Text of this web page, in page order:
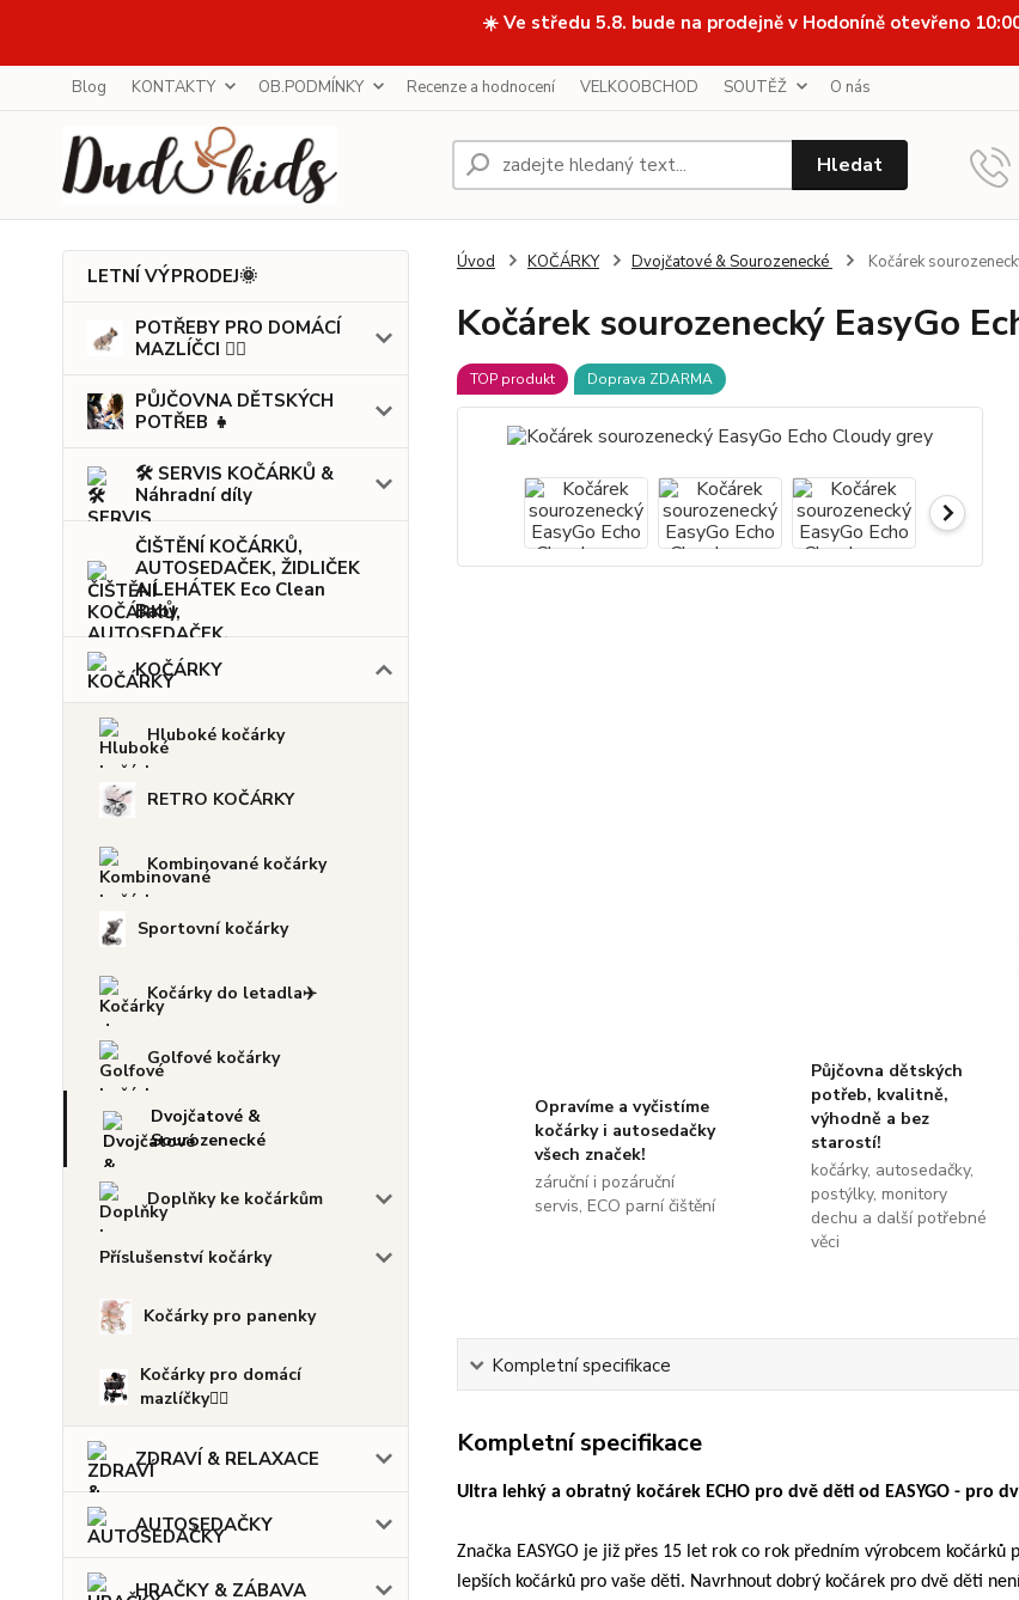
☀️ Ve středu 5.8. bude na prodejně v Hodoníně otevřeno
Blog KONTAKTY OB.PODMÍNKY Recenze a hodnocení VELKOOBCHOD SOUTĚŽ O nás
Hledat
LETNÍ VÝPRODEJ🌞
POTŘEBY PRO DOMÁCÍ
MAZLÍČCI 🐕‍🦺
PŮJČOVNA DĚTSKÝCH
POTŘEB 👧
🛠️ SERVIS KOČÁRKŮ &
Náhradní díly
ČIŠTĚNÍ KOČÁRKŮ,
AUTOSEDAČEK, ŽIDLIČEK
A LEHÁTEK Eco Clean
Baby
KOČÁRKY
Hluboké kočárky
RETRO KOČÁRKY
Kombinované kočárky
Sportovní kočárky
Kočárky do letadla✈️
Golfové kočárky
Dvojčatové &
Sourozenecké
Doplňky ke kočárkům
Příslušenství kočárky
Kočárky pro panenky
Kočárky pro domácí
mazlíčky🐕‍🦺
ZDRAVÍ & RELAXACE
AUTOSEDAČKY
HRAČKY & ZÁBAVA
Úvod KOČÁRKY Dvojčatové & Sourozenecké Kočárek
Kočárek sourozenecký EasyGo
TOP produkt Doprava ZDARMA
Opravíme a vyčistíme
kočárky i autosedačky
všech značek!
záruční i pozáruční
servis, ECO parní čištění
Půjčovna dětských
potřeb, kvalitně,
výhodně a bez
starostí!
kočárky, autosedačky,
postýlky, monitory
dechu a další potřebné
věci
Kompletní specifikace
Kompletní specifikace
Ultra lehký a obratný kočárek ECHO pro dvě děti od EASYGO - pro
Značka EASYGO je již přes 15 let rok co rok předním výrobcem
lepších kočárků pro vaše děti. Navrhnout dobrý kočárek pro dvě děti